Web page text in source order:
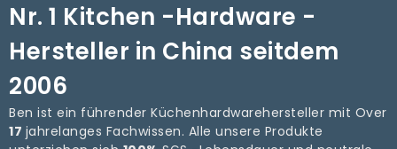
Nr. 1 Kitchen -Hardware -
Hersteller in China seitdem
2006
Ben ist ein führender Küchenhardwarehersteller mit Over
17 jahrelanges Fachwissen. Alle unsere Produkte